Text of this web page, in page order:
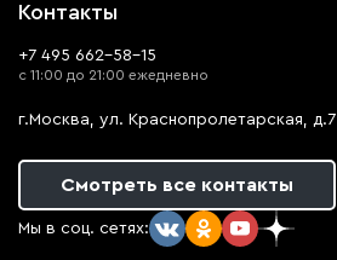
Контакты
+7 495 662-58-15
с 11:00 до 21:00 ежедневно
г.Москва, ул. Краснопролетарская, д.7
Смотреть все контакты
Мы в соц. сетях: